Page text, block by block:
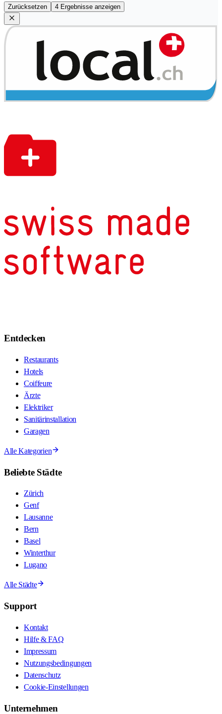
Zurücksetzen 4 Ergebnisse anzeigen
Entdecken
Restaurants
Hotels
Coiffeure
Ärzte
Elektriker
Sanitärinstallation
Garagen
Alle Kategorien
Beliebte Städte
Zürich
Genf
Lausanne
Bern
Basel
Winterthur
Lugano
Alle Städte
Support
Kontakt
Hilfe & FAQ
Impressum
Nutzungsbedingungen
Datenschutz
Cookie-Einstellungen
Unternehmen